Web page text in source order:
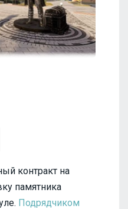
контракт на
памятника
Подрядчиком